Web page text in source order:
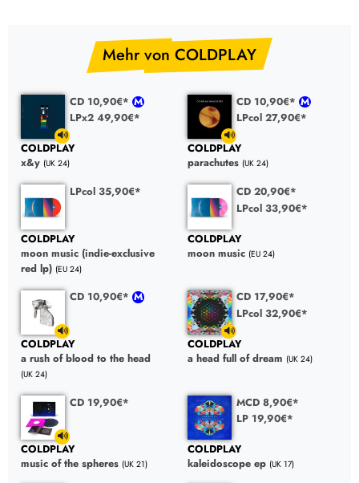
Mehr von COLDPLAY
CD 10,90€*
LPx2 49,90€*
COLDPLAY
x&y (UK 24)
CD 10,90€*
LPcol 27,90€*
COLDPLAY
parachutes (UK 24)
LPcol 35,90€*
COLDPLAY
moon music (indie-exclusive
red lp) (EU 24)
CD 20,90€*
LPcol 33,90€*
COLDPLAY
moon music (EU 24)
CD 10,90€*
COLDPLAY
a rush of blood to the head
(UK 24)
CD 17,90€*
LPcol 32,90€*
COLDPLAY
a head full of dream (UK 24)
CD 19,90€*
COLDPLAY
music of the spheres (UK 21)
MCD 8,90€*
LP 19,90€*
COLDPLAY
kaleidoscope ep (UK 17)